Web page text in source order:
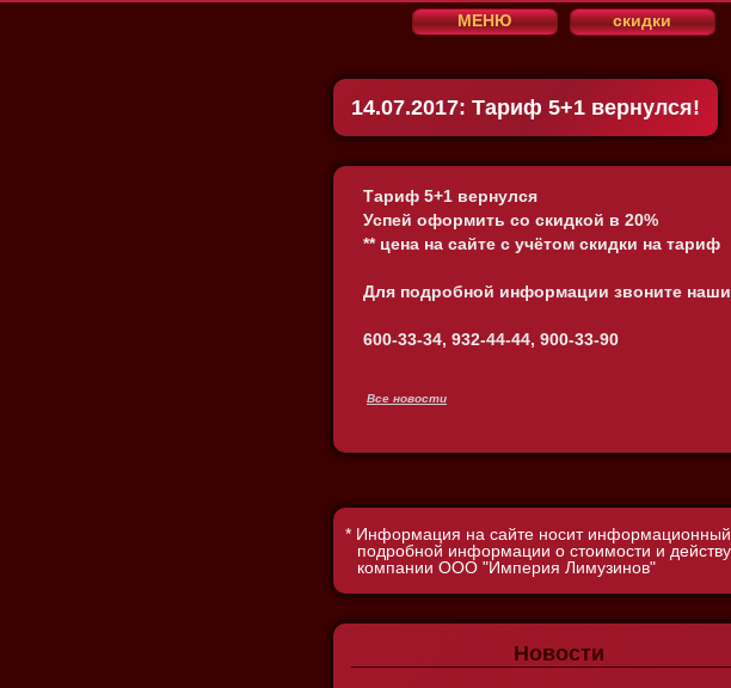
МЕНЮ
Party bus
Лимузины
доп. услуги
украшения
фотогалерея
отзывы
советы
скидки
14.07.2017: Тариф 5+1 вернулся!
Тариф 5+1 вернулся
Успей оформить со скидкой в 20%
** цена на сайте с учётом скидки на тариф
Для подробной информации звоните
600-33-34, 932-44-44, 900-33-90
Все новости
* Информация на сайте носит информационный
подробной информации о стоимости и
компании ООО "Империя Лимузинов"
Новости